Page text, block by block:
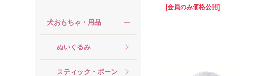
犬おもちゃ・用品
ぬいぐるみ
スティック・ボーン
[会員のみ価格公開]